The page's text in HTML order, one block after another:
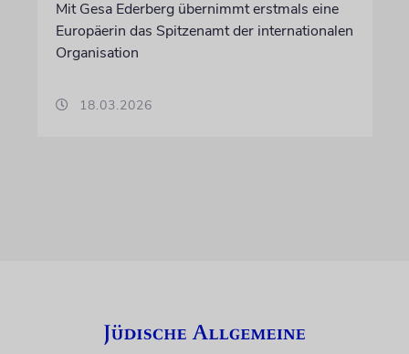
Mit Gesa Ederberg übernimmt erstmals eine
Europäerin das Spitzenamt der internationalen
Organisation
18.03.2026